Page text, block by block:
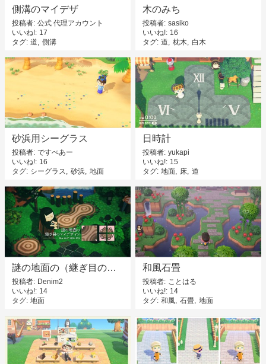
側溝のマイデザ
投稿者 公式 代理アカウント
いいね! 17
タグ 道 側溝
木のみち
投稿者 sasiko
いいね! 16
タグ 道 枕木 白木
砂浜用シーグラス
投稿者 ですぺあー
いいね! 16
タグ シーグラス 砂浜 地面
日時計
投稿者 yukapi
いいね! 15
タグ 地面 床 道
謎の地面の（継ぎ目の）マイデザイン
投稿者
Denim2
いいね! 14
タグ 地面
和風石畳
投稿者 ことはる
いいね! 14
タグ 和風 石畳 地面